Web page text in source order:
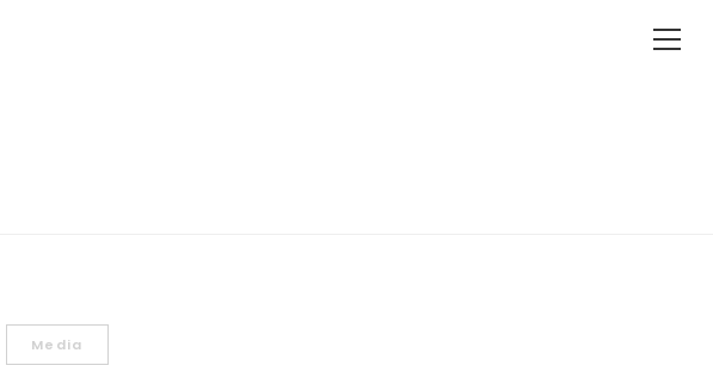
Media